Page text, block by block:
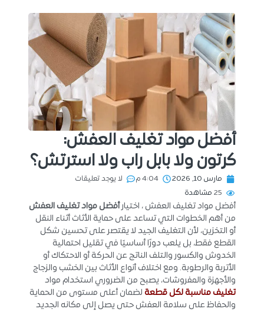
أفضل مواد تغليف العفش:
كرتون ولا بابل راب ولا استرتش؟
مارس 10, 2026 4:04 م
لا يوجد تعليقات
25 مشاهدة
أفضل مواد تغليف العفش ، اختيارأفضل مواد تغليف العفش
من أهم الخطوات التي تساعد على حماية الأثاث أثناء النقل
أو التخزين، لأن التغليف الجيد لا يقتصر على تحسين شكل
القطع فقط، بل يلعب دورًا أساسيًا في تقليل احتمالية
الخدوش والكسور والتلف الناتج عن الحركة أو الاحتكاك أو
الأتربة والرطوبة. ومع اختلاف أنواع الأثاث بين الخشب والزجاج
والأجهزة والمفروشات، يصبح من الضروري استخدام مواد
تغليف مناسبة لكل قطعة لضمان أعلى مستوى من الحماية
والحفاظ على سلامة العفش حتى يصل إلى مكانه الجديد